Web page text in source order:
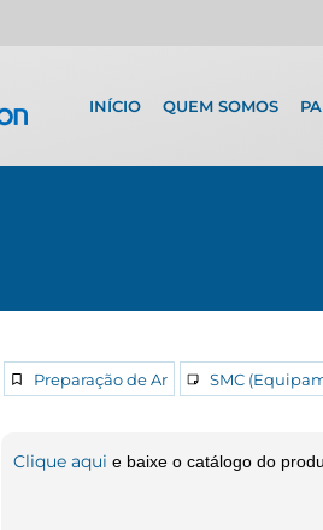
INÍCIO QUEM SOMOS
Preparação de Ar SMC
Clique aqui e baixe o catálogo do